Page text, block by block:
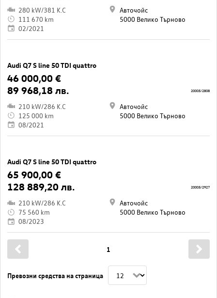
280 kW/381 K.C
111 670 km
02/2021
Авточойс
5000 Велико Търново
Audi Q7 S line 50 TDI quattro
46 000,00 €
89 968,18 лв.
210 kW/286 K.C
125 000 km
08/2021
Авточойс
5000 Велико Търново
20005/2808
Audi Q7 S line 50 TDI quattro
65 900,00 €
128 889,20 лв.
210 kW/286 K.C
75 560 km
08/2023
Авточойс
5000 Велико Търново
20005/2927
Превозни средства на страница
1